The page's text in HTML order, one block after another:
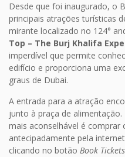
Desde que foi inaugurado, o
principais atrações turísticas
mirante localizado no 124°
Top – The Burj Khalifa
imperdível que permite
edifício e proporciona uma
graus de Dubai.
A entrada para a atração
junto à praça de
mais aconselhável é
antecipadamente pela
clicando no botão Book Tickets